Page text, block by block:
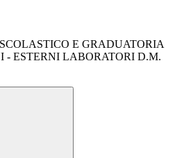
E GRADUATORIA
- ESTERNI LABORATORI D.M.